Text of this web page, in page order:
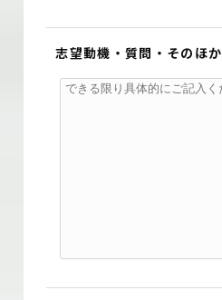
志望動機・質問・そのほか